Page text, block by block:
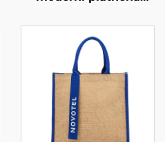
taška s motivem
přehrávání hudby pro
propagaci značek